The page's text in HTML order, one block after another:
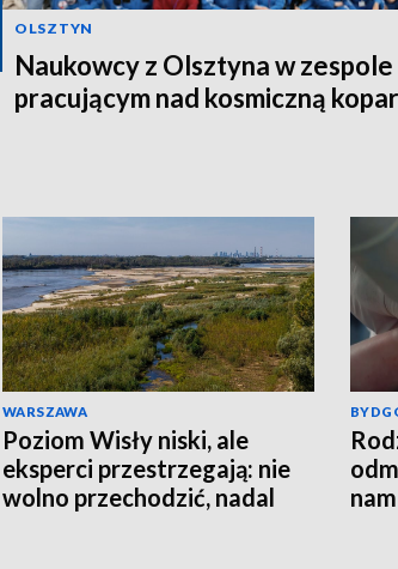
OLSZTYN
Naukowcy z Olsztyna w zespole
pracującym nad kosmiczną
WARSZAWA
Poziom Wisły niski, ale
eksperci przestrzegają: nie
wolno przechodzić, nadal